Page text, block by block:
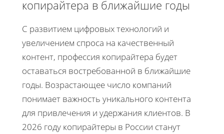
копирайтера в ближайшие годы
С развитием цифровых технологий и
увеличением спроса на качественный
контент, профессия копирайтера будет
оставаться востребованной в ближайшие
годы. Возрастающее число компаний
понимает важность уникального контента
для привлечения и удержания клиентов. В
2026 году копирайтеры в России станут